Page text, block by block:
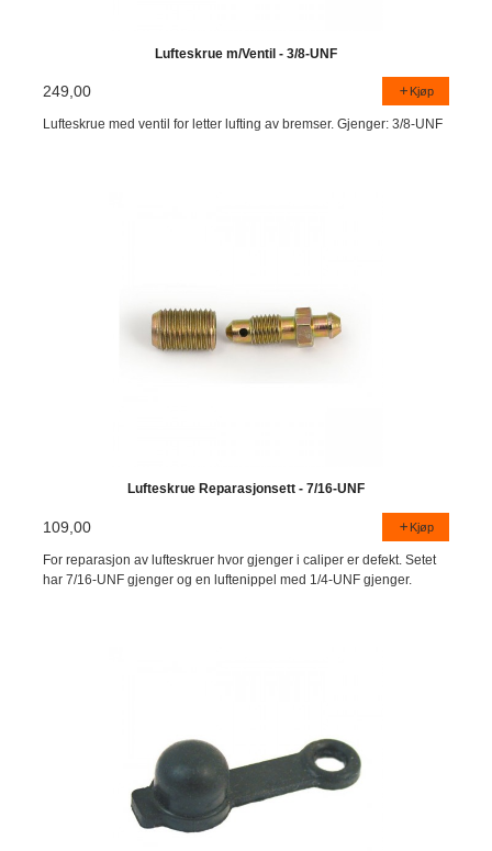
Lufteskrue m/Ventil - 3/8-UNF
249,00 Kjøp
Lufteskrue med ventil for letter lufting av bremser. Gjenger: 3/8-UNF
Lufteskrue Reparasjonsett - 7/16-UNF
109,00 Kjøp
For reparasjon av lufteskruer hvor gjenger i caliper er defekt. Setet
har 7/16-UNF gjenger og en luftenippel med 1/4-UNF gjenger.